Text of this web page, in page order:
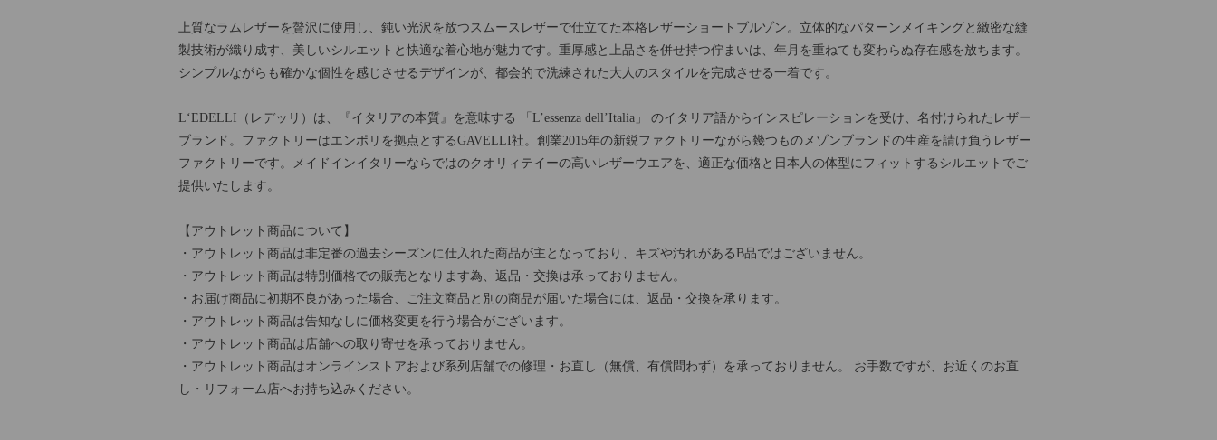
上質なラムレザーを贅沢に使用し、鈍い光沢を放つスムースレザーで仕立てた本格レザーショートブルゾン。立体的なパターンメイキングと緻密な縫
製技術が織り成す、美しいシルエットと快適な着心地が魅力です。重厚感と上品さを併せ持つ佇まいは、年月を重ねても変わらぬ存在感を放ちます。
シンプルながらも確かな個性を感じさせるデザインが、都会的で洗練された大人のスタイルを完成させる一着です。
L‘EDELLI（レデッリ）は、『イタリアの本質』を意味する 「L’essenza dell’Italia」 のイタリア語からインスピレーションを受け、名付けられたレザー
ブランド。ファクトリーはエンポリを拠点とするGAVELLI社。創業2015年の新鋭ファクトリーながら幾つものメゾンブランドの生産を請け負うレザー
ファクトリーです。メイドインイタリーならではのクオリィテイーの高いレザーウエアを、適正な価格と日本人の体型にフィットするシルエットでご
提供いたします。
【アウトレット商品について】
・アウトレット商品は非定番の過去シーズンに仕入れた商品が主となっており、キズや汚れがあるB品ではございません。
・アウトレット商品は特別価格での販売となります為、返品・交換は承っておりません。
・お届け商品に初期不良があった場合、ご注文商品と別の商品が届いた場合には、返品・交換を承ります。
・アウトレット商品は告知なしに価格変更を行う場合がございます。
・アウトレット商品は店舗への取り寄せを承っておりません。
・アウトレット商品はオンラインストアおよび系列店舗での修理・お直し（無償、有償問わず）を承っておりません。 お手数ですが、お近くのお直
し・リフォーム店へお持ち込みください。